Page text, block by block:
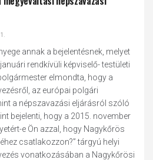
annak a bejelentésnek, melyet
rendkívüli képviselő- testületi
elmondta, hogy a
az európai polgári
a népszavazási eljárásról szóló
bejelenti, hogy a 2015. november
e Ön azzal, hogy Nagykőrös
csatlakozzon?” tárgyú helyi
vonatkozásában a Nagykőrösi